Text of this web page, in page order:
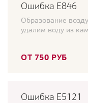
Ошибка Е846
Образование
удалим воду из
ОТ 750 РУБ
Ошибка E5121